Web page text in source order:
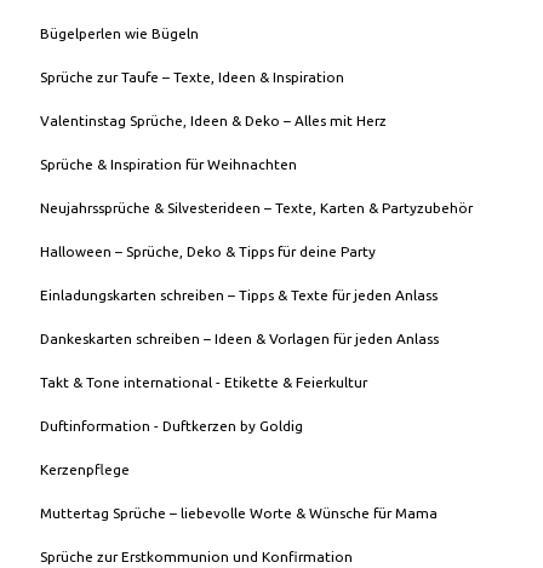
Bügelperlen wie Bügeln
Sprüche zur Taufe – Texte, Ideen & Inspiration
Valentinstag Sprüche, Ideen & Deko – Alles mit Herz
Sprüche & Inspiration für Weihnachten
Neujahrssprüche & Silvesterideen – Texte, Karten & Partyzubehör
Halloween – Sprüche, Deko & Tipps für deine Party
Einladungskarten schreiben – Tipps & Texte für jeden Anlass
Dankeskarten schreiben – Ideen & Vorlagen für jeden Anlass
Takt & Tone international - Etikette & Feierkultur
Duftinformation - Duftkerzen by Goldig
Kerzenpflege
Muttertag Sprüche – liebevolle Worte & Wünsche für Mama
Sprüche zur Erstkommunion und Konfirmation